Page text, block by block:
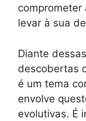
comprometer
levar à sua
Diante
descobertas
é um tema
envolve
evolutivas. É